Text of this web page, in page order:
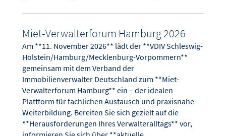
Miet-Verwalterforum Hamburg 2026
Am **11. November 2026** lädt der **VDIV Schleswig-
Holstein/Hamburg/Mecklenburg-Vorpommern**
gemeinsam mit dem Verband der
Immobilienverwalter Deutschland zum **Miet-
Verwalterforum Hamburg** ein – der idealen
Plattform für fachlichen Austausch und praxisnahe
Weiterbildung. Bereiten Sie sich gezielt auf die
**Herausforderungen Ihres Verwalteralltags** vor,